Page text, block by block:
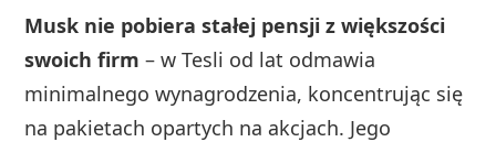
Musk nie pobiera stałej pensji z większości
swoich firm – w Tesli od lat odmawia
minimalnego wynagrodzenia, koncentrując się
na pakietach opartych na akcjach. Jego